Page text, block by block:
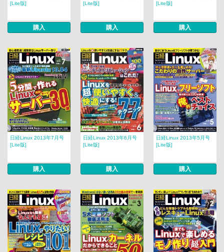
[Lite版]
購入
[Lite版]
購入
[Lite版]
購入
日経Linux 2013年7月号
[Lite版]
購入
日経Linux 2013年6月号
[Lite版]
購入
日経Linux 2013年5月号
[Lite版]
購入